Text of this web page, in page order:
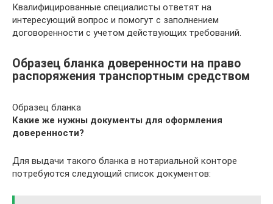
Квалифицированные специалисты ответят на
интересующий вопрос и помогут с заполнением
договоренности с учетом действующих требований.
Образец бланка доверенности на право
распоряжения транспортным средством
Образец бланка
Какие же нужны документы для оформления
доверенности?
Для выдачи такого бланка в нотариальной конторе
потребуются следующий список документов: